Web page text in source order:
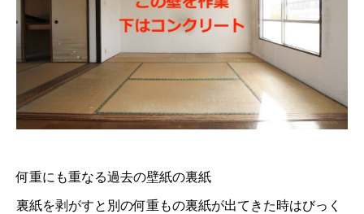
何重にも重なる過去の壁紙の裏紙
裏紙を剥がすと別の何重もの裏紙が出てきた時はびっく